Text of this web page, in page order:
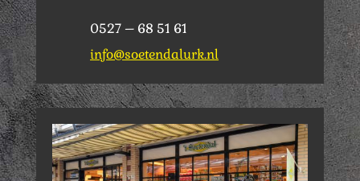
0527 – 68 51 61
info@soetendalurk.nl